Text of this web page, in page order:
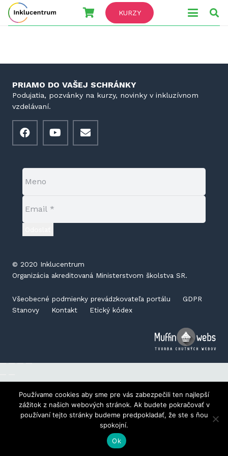
KURZY
PRIAMO DO VAŠEJ SCHRÁNKY
Podujatia, pozvánky na kurzy, novinky v inkluzívnom
vzdelávaní.
©️ 2020 Inklucentrum
Organizácia akreditovaná Ministerstvom školstva SR.
Všeobecné podmienky prevádzkovateľa portálu
GDPR
Stanovy
Kontakt Etický kódex
Používame cookies aby sme pre vás zabezpečili ten najlepší
zážitok z našich webových stránok. Ak budete pokračovať v
používaní tejto stránky budeme predpokladať, že ste s ňou
spokojní.
Ok